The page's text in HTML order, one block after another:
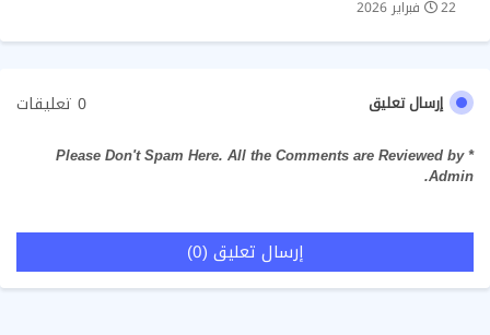
22 فبراير 2026
إرسال تعليق 0 تعليقات
* Please Don't Spam Here. All the Comments are Reviewed by
Admin.
إرسال تعليق (0)